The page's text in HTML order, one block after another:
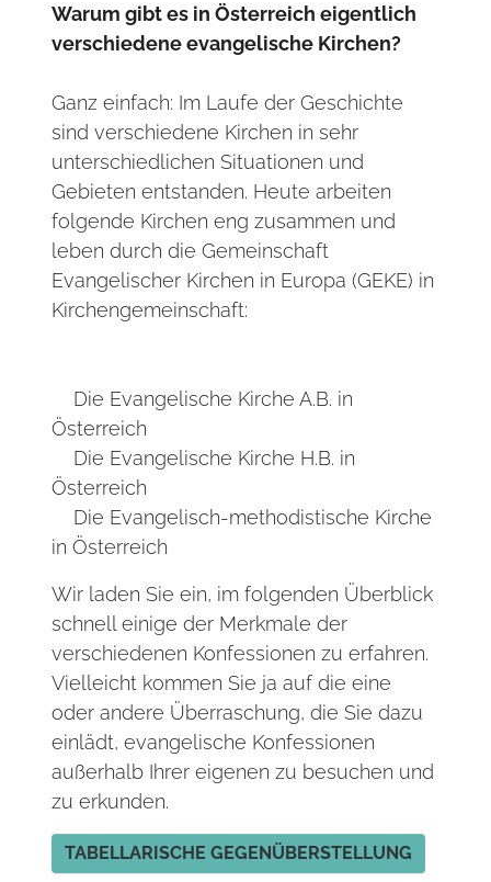
Warum gibt es in Österreich eigentlich
verschiedene evangelische Kirchen?
Ganz einfach: Im Laufe der Geschichte
sind verschiedene Kirchen in sehr
unterschiedlichen Situationen und
Gebieten entstanden. Heute arbeiten
folgende Kirchen eng zusammen und
leben durch die Gemeinschaft
Evangelischer Kirchen in Europa (GEKE) in
Kirchengemeinschaft:
Die Evangelische Kirche A.B. in
Österreich
Die Evangelische Kirche H.B. in
Österreich
Die Evangelisch-methodistische Kirche
in Österreich
Wir laden Sie ein, im folgenden Überblick
schnell einige der Merkmale der
verschiedenen Konfessionen zu erfahren.
Vielleicht kommen Sie ja auf die eine
oder andere Überraschung, die Sie dazu
einlädt, evangelische Konfessionen
außerhalb Ihrer eigenen zu besuchen und
zu erkunden.
TABELLARISCHE GEGENÜBERSTELLUNG